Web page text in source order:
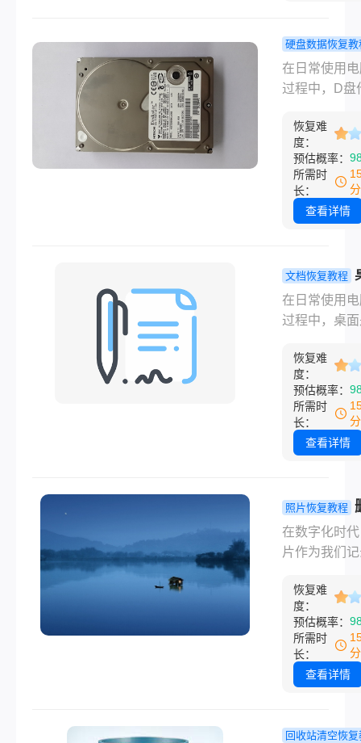
许多用户感
和焦虑。那
过大删除后
本文将探讨
大删除后不
站中的恢复
帮助用户找
的数据。
硬盘数据恢复教
盘里的文件
见了怎样找
方法帮你恢
在日常使用
过程中，D盘
文件夹的常
之一，其内
失无疑会给
来诸多不便
而，即使D
因为通过一
效的步骤，
往能够找回
失的文件夹
是一篇关于d
文件夹不见
找回来的详
南。
恢复难
度：
预估概率：
所需时
长：
查看详情
文档恢复教程
文件删除了
恢复？试试
在日常使用
过程中，桌
地方，因此
储着很多对
说重要的文
片和其他文
果不小心删
慌。但是，
心，本文将
细介绍桌面
除了怎么恢
恢复难
度：
预估概率：
所需时
长：
查看详情
照片恢复教程
图片如何找
这4个方法
在数字化时
片作为我们
要载体，其
显得尤为重
而，由于操
或设备故障
因，我们有
是，有多种
恢复难
度：
预估概率：
所需时
长：
查看详情
回收站清空恢